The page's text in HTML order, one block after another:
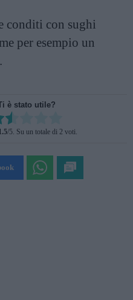
conditi con sughi
per esempio un
è stato utile?
item:
RATING
/5. Su un totale di 2 voti.